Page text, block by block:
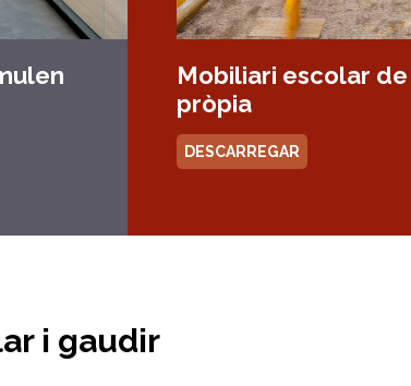
Mobiliari escolar
pròpia
DESCARREGAR
i gaudir